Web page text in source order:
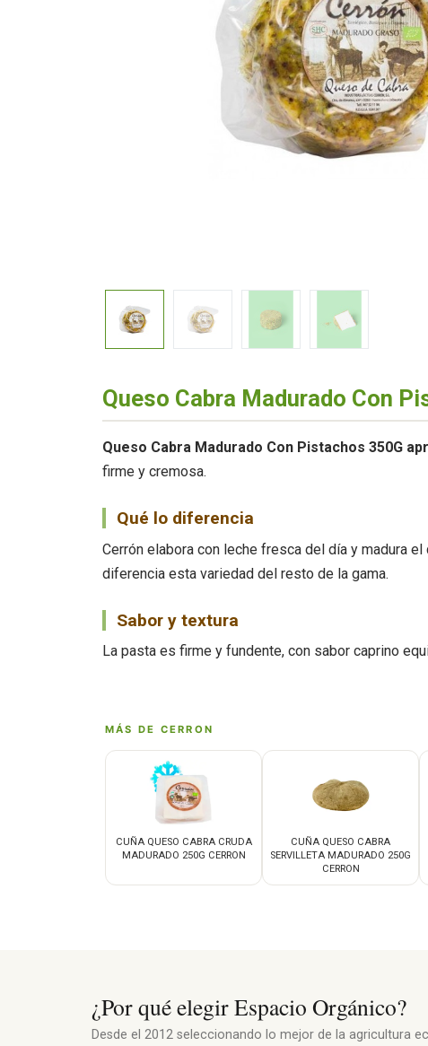
Queso Cabra Madurado Con
Queso Cabra Madurado Con Pistachos 350G
firme y cremosa.
Qué lo diferencia
Cerrón elabora con leche fresca del día y madura
diferencia esta variedad del resto de la gama.
Sabor y textura
La pasta es firme y fundente, con sabor caprino
MÁS DE CERRON
CUÑA QUESO CABRA CRUDA
MADURADO 250G CERRON
CUÑA QUESO CABRA
SERVILLETA MADURADO 250G
CERRON
¿Por qué elegir Espacio Orgánico?
Desde el 2012 seleccionando lo mejor de la agricultura